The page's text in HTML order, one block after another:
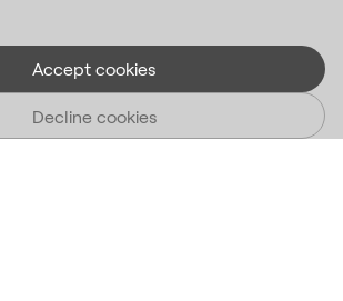
Accept cookies
Decline cookies